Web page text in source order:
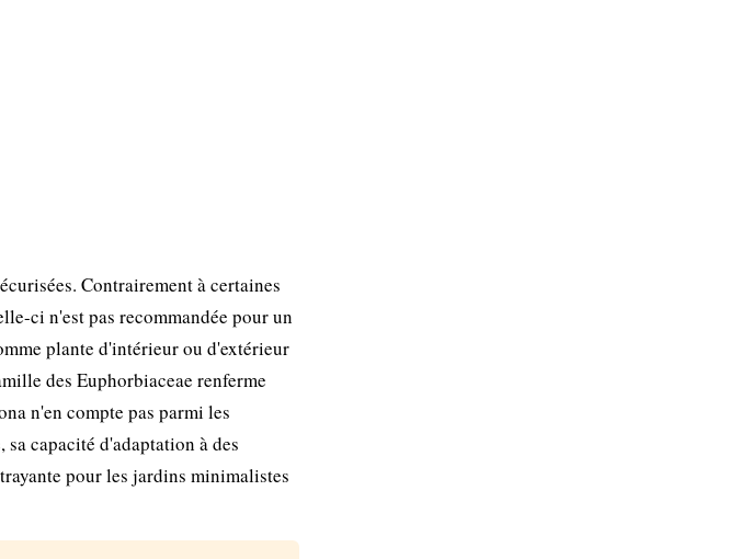
Contrairement à certaines
ci n'est pas recommandée pour un
plante d'intérieur ou d'extérieur
des Euphorbiaceae renferme
n'en compte pas parmi les
capacité d'adaptation à des
pour les jardins minimalistes